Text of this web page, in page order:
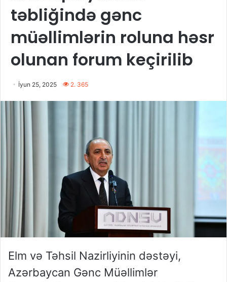
təbliğində gənc
müəllimlərin roluna həsr
olunan forum keçirilib
İyun 25, 2025 2. 365
Elm və Təhsil Nazirliyinin dəstəyi,
Azərbaycan Gənc Müəllimlər